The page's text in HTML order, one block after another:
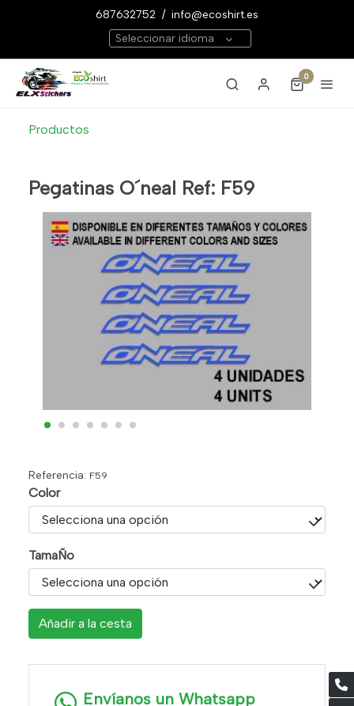
687632752 / info@ecoshirt.es
Seleccionar idioma
0
Productos
Pegatinas O´neal Ref: F59
Referencia: F59
Color
TamaÑo
Añadir a la cesta
Envíanos un Whatsapp